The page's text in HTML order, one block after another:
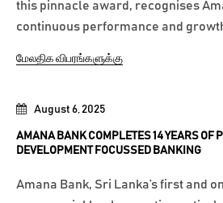
August 6, 2025
AMANA BANK COMPLETES 14 YEARS OF
DEVELOPMENT FOCUSSED BANKING
Amana Bank, Sri Lanka’s first and
this pinnacle award, recognises
continuous performance and
மேலதிக விபரங்களுக்கு